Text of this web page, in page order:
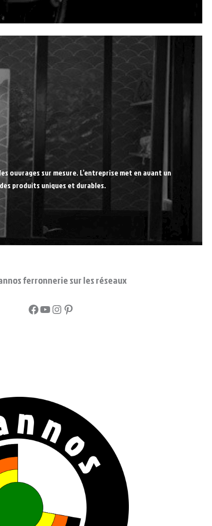
sur mesure. L’entreprise met en avant un
produits uniques et durables.
ferronnerie sur les réseaux
Facebook
YouTube
Instagram
Pinterest